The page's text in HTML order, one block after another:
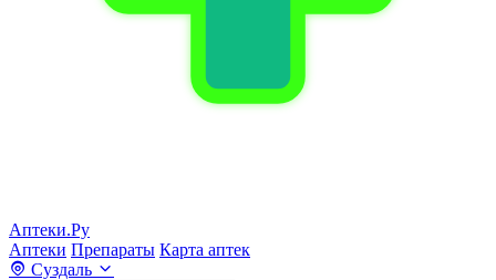
Аптеки.Ру
Аптеки Препараты Карта аптек
Суздаль